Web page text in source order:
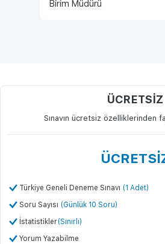
ÜCRETSİZ
Sınavın ücretsiz özelliklerinden
Türkiye Geneli Deneme Sınavı (1 Adet)
Soru Sayısı (Günlük 10 Soru)
İstatistikler(Sınırlı)
Yorum Yazabilme